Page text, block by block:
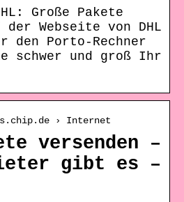
Große Pakete
Webseite von DHL
den Porto-Rechner
schwer und groß Ihr
› Internet
versenden –
gibt es –